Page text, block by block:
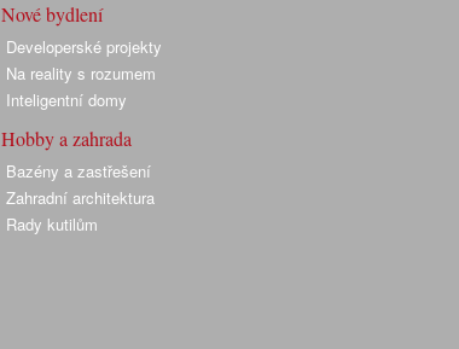
Nové bydlení
Developerské projekty
Na reality s rozumem
Inteligentní domy
Hobby a zahrada
Bazény a zastřešení
Zahradní architektura
Rady kutilům